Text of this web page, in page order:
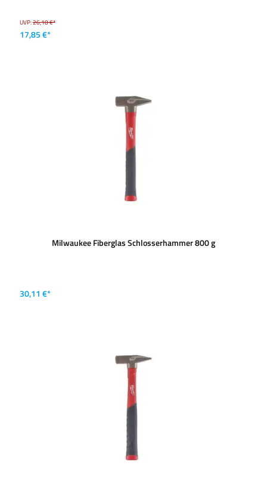
UVP:26,18 €*
17,85 €*
Milwaukee Fiberglas Schlosserhammer 800 g
30,11 €*